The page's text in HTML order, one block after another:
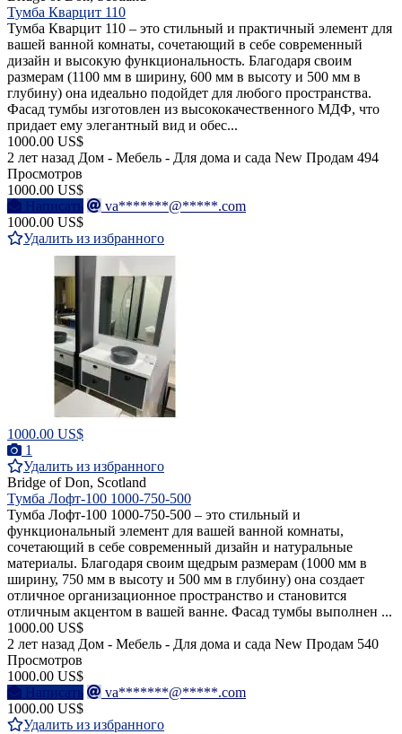
Тумба Кварцит 110
Тумба Кварцит 110 – это стильный и практичный элемент для
вашей ванной комнаты, сочетающий в себе современный
дизайн и высокую функциональность. Благодаря своим
размерам (1100 мм в ширину, 600 мм в высоту и 500 мм в
глубину) она идеально подойдет для любого пространства.
Фасад тумбы изготовлен из высококачественного МДФ, что
придает ему элегантный вид и обес...
1000.00 US$
2 лет назад Дом - Мебель - Для дома и сада New Продам 494
Просмотров
1000.00 US$
Написать
va*******@*****.com
1000.00 US$
Удалить из избранного
1000.00 US$
1
Удалить из избранного
Bridge of Don, Scotland
Тумба Лофт-100 1000-750-500
Тумба Лофт-100 1000-750-500 – это стильный и
функциональный элемент для вашей ванной комнаты,
сочетающий в себе современный дизайн и натуральные
материалы. Благодаря своим щедрым размерам (1000 мм в
ширину, 750 мм в высоту и 500 мм в глубину) она создает
отличное организационное пространство и становится
отличным акцентом в вашей ванне. Фасад тумбы выполнен ...
1000.00 US$
2 лет назад Дом - Мебель - Для дома и сада New Продам 540
Просмотров
1000.00 US$
Написать
va*******@*****.com
1000.00 US$
Удалить из избранного